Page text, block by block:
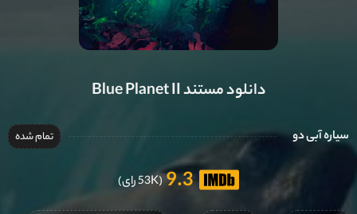
دانلود مستند Blue Planet II
سیاره آبی دو تمام شده
9.3 (53K رای)